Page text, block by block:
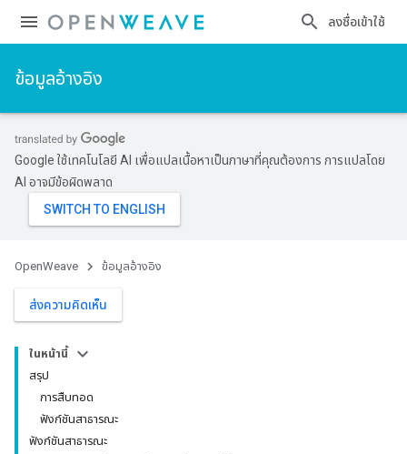
ลงชื่อเข้าใช้
ข้อมูลอ้างอิง
Google ใช้เทคโนโลยี AI เพื่อแปลเนื้อหาเป็นภาษาที่คุณต้องการ การแปลโดย
AI อาจมีข้อผิดพลาด
OpenWeave ข้อมูลอ้างอิง
ส่งความคิดเห็น
ในหน้านี้
สรุป
การสืบทอด
ฟังก์ชันสาธารณะ
ฟังก์ชันสาธารณะ